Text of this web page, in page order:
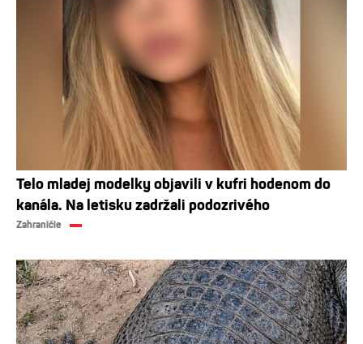
Telo mladej modelky objavili v kufri hodenom do
kanála. Na letisku zadržali podozrivého
Zahraničie